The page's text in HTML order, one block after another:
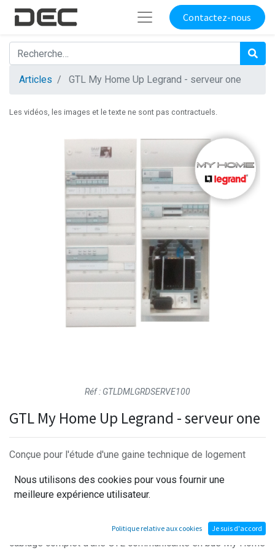
Contactez-nous
Articles GTL My Home Up Legrand - serveur one
Les vidéos, les images et le texte ne sont pas contractuels.
Réf : GTLDMLGRDSERVE100
GTL My Home Up Legrand - serveur one
Conçue pour l'étude d'une gaine technique de logement
Up DEC réunit coffret de distribution, coffret VDI et serveur
domotique sur un support fidèle à une installation
poussoirs multi-touches et caméra permettent d'aborder le
câblage complet d'une GTL communicante en bus My Home
Nous utilisons des cookies pour vous fournir une
meilleure expérience utilisateur.
Politique relative aux cookies Je suis d'accord